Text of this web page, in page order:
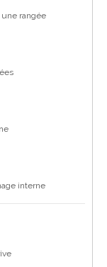
rangée
interne